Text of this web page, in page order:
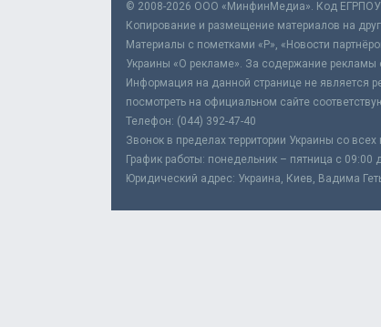
© 2008-2026 ООО «МинфинМедиа». Код
Копирование и размещение материалов на
Материалы с пометками «Р», «Новости
Украины «О рекламе». За содержание рекламы
Информация на данной странице не является
посмотреть на официальном сайте
Телефон: (044) 392-47-40
Звонок в пределах территории Украины со
График работы: понедельник – пятница с 09:00
Юридический адрес: Украина, Киев, Вадима